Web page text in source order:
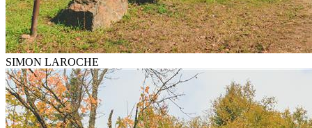
SIMON LAROCHE